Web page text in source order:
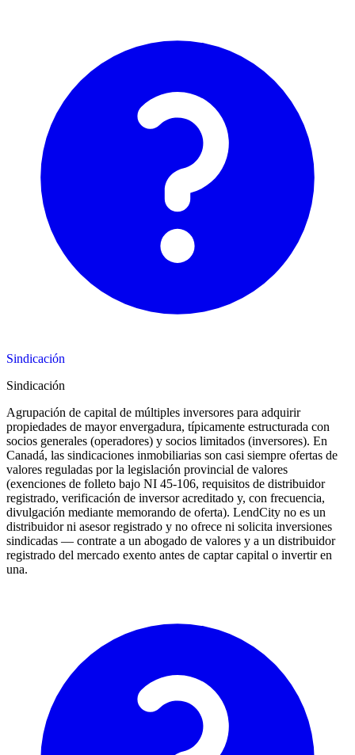
Sindicación
Sindicación
Agrupación de capital de múltiples inversores para adquirir
propiedades de mayor envergadura, típicamente estructurada con
socios generales (operadores) y socios limitados (inversores). En
Canadá, las sindicaciones inmobiliarias son casi siempre ofertas de
valores reguladas por la legislación provincial de valores
(exenciones de folleto bajo NI 45-106, requisitos de distribuidor
registrado, verificación de inversor acreditado y, con frecuencia,
divulgación mediante memorando de oferta). LendCity no es un
distribuidor ni asesor registrado y no ofrece ni solicita inversiones
sindicadas — contrate a un abogado de valores y a un distribuidor
registrado del mercado exento antes de captar capital o invertir en
una.